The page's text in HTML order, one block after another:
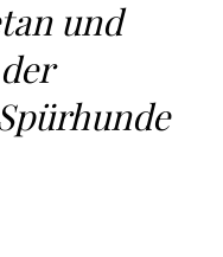
und